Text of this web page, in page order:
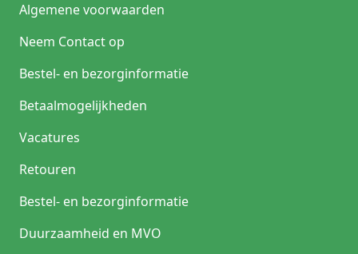
Algemene voorwaarden
Neem Contact op
Bestel- en bezorginformatie
Betaalmogelijkheden
Vacatures
Retouren
Bestel- en bezorginformatie
Duurzaamheid en MVO